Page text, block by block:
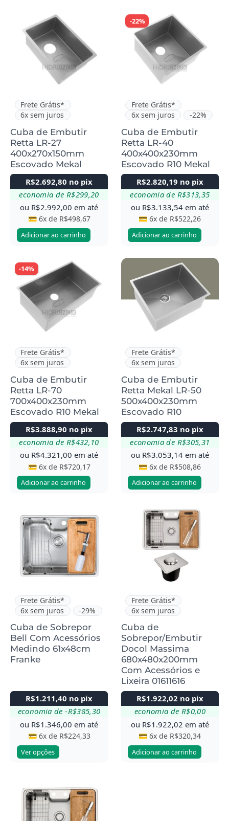
Frete Grátis*
6x sem juros
Cuba de Embutir
Retta LR-27
400x270x150mm
Escovado Mekal
R$2.692,80 no pix
economia de R$299,20
ou R$2.992,00 em até
💳 6x de R$498,67
Adicionar ao carrinho
-22%
Frete Grátis*
6x sem juros
-22%
Cuba de Embutir
Retta LR-40
400x400x230mm
Escovado R10 Mekal
R$2.820,19 no pix
economia de R$313,35
ou R$3.133,54em até
💳 6x de R$522,26
Adicionar ao carrinho
-14%
Frete Grátis*
6x sem juros
Cuba de Embutir
Retta LR-70
700x400x230mm
Escovado R10 Mekal
R$3.888,90 no pix
economia de R$432,10
ou R$4.321,00 em até
💳 6x de R$720,17
Adicionar ao carrinho
Frete Grátis*
6x sem juros
Cuba de Embutir
Retta Mekal LR-50
500x400x230mm
Escovado R10
R$2.747,83 no pix
economia de R$305,31
ou R$3.053,14em até
💳 6x de R$508,86
Adicionar ao carrinho
Frete Grátis*
6x sem juros
-29%
Cuba de Sobrepor
Bell Com Acessórios
Medindo 61x48cm
Franke
R$1.211,40 no pix
economia de-R$385,30
ou R$1.346,00 em até
💳 6x de R$224,33
Ver opções
produto
tem
várias
variantes.
As
podem
ser
escolhidas
na
página
Frete Grátis*
6x sem juros
Cuba de
Sobrepor/Embutir
Docol Massima
680x480x200mm
Com Acessórios e
Lixeira 01611616
R$1.922,02 no pix
economia de R$0,00
ou R$1.922,02 em até
💳 6x de R$320,34
Adicionar ao carrinho